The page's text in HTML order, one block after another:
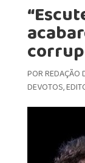
PORREDAÇÃO
DEVOTOS,